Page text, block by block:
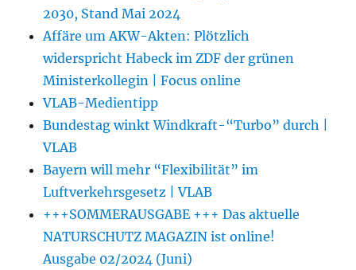
2030, Stand Mai 2024
Affäre um AKW-Akten: Plötzlich
widerspricht Habeck im ZDF der grünen
Ministerkollegin | Focus online
VLAB-Medientipp
Bundestag winkt Windkraft-“Turbo” durch |
VLAB
Bayern will mehr “Flexibilität” im
Luftverkehrsgesetz | VLAB
+++SOMMERAUSGABE +++ Das aktuelle
NATURSCHUTZ MAGAZIN ist online!
Ausgabe 02/2024 (Juni)